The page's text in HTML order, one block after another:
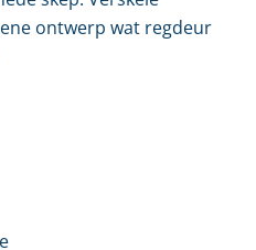
ontwerp wat regdeur